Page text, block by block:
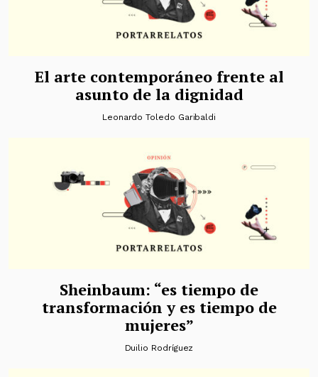
El arte contemporáneo frente al
asunto de la dignidad
Leonardo Toledo Garibaldi
Sheinbaum: “es tiempo de
transformación y es tiempo de
mujeres”
Duilio Rodríguez